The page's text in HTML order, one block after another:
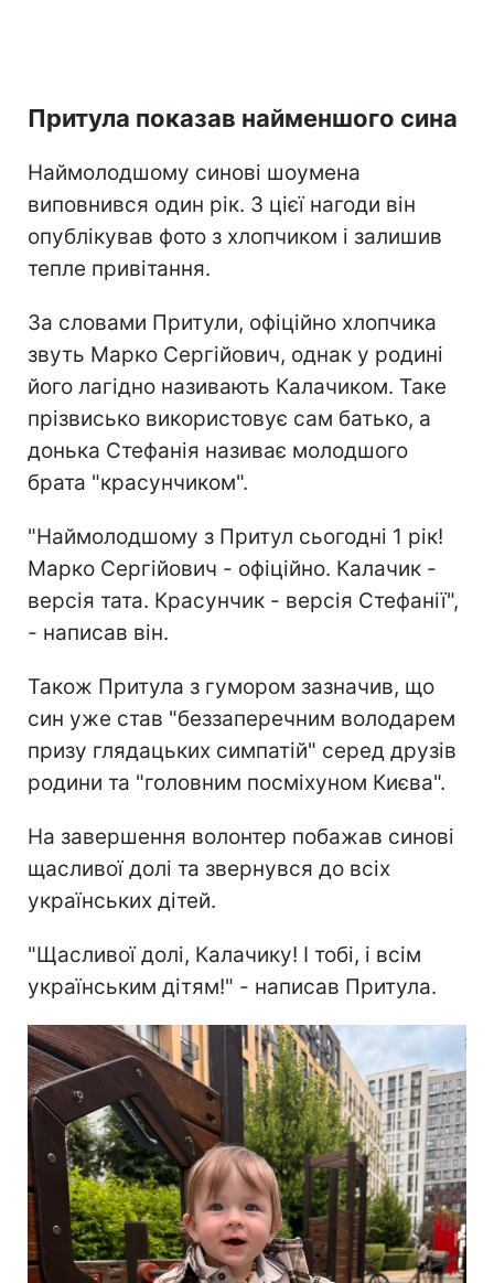
Притула показав найменшого сина
Наймолодшому синові шоумена
виповнився один рік. З цієї нагоди він
опублікував фото з хлопчиком і залишив
тепле привітання.
За словами Притули, офіційно хлопчика
звуть Марко Сергійович, однак у родині
його лагідно називають Калачиком. Таке
прізвисько використовує сам батько, а
донька Стефанія називає молодшого
брата "красунчиком".
"Наймолодшому з Притул сьогодні 1 рік!
Марко Сергійович - офіційно. Калачик -
версія тата. Красунчик - версія Стефанії",
- написав він.
Також Притула з гумором зазначив, що
син уже став "беззаперечним володарем
призу глядацьких симпатій" серед друзів
родини та "головним посміхуном Києва".
На завершення волонтер побажав синові
щасливої долі та звернувся до всіх
українських дітей.
"Щасливої долі, Калачику! І тобі, і всім
українським дітям!" - написав Притула.